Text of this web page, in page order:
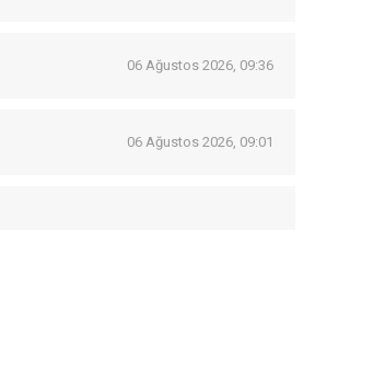
06 Ağustos 2026, 09:36
06 Ağustos 2026, 09:01